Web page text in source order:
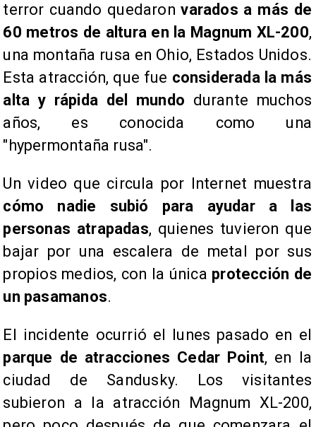
terror cuando quedaron varados a más de
60 metros de altura en la Magnum XL-200,
una montaña rusa en Ohio, Estados Unidos.
Esta atracción, que fue considerada la más
alta y rápida del mundo durante muchos
años, es conocida como una
"hypermontaña rusa".
Un video que circula por Internet muestra
cómo nadie subió para ayudar a las
personas atrapadas, quienes tuvieron que
bajar por una escalera de metal por sus
propios medios, con la única protección de
un pasamanos.
El incidente ocurrió el lunes pasado en el
parque de atracciones Cedar Point, en la
ciudad de Sandusky. Los visitantes
subieron a la atracción Magnum XL-200,